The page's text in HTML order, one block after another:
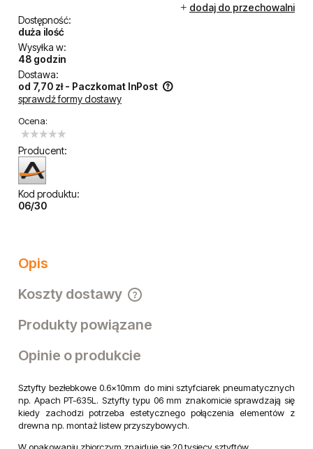
dodaj do przechowalni
Dostępność:
duża ilość
Wysyłka w:
48 godzin
Dostawa:
od 7,70 zł - Paczkomat InPost
Cena nie zawiera ewentualnych kosztów płatności
sprawdź formy dostawy
Ocena:
Producent:
Kod produktu:
06/30
Opis
Koszty dostawy
Cena nie zawiera ewentualnych kosztów płatności
Produkty powiązane
Opinie o produkcie
Sztyfty bezłebkowe 0.6x10mm do mini sztyfciarek pneumatycznych
np. Apach PT-635L. Sztyfty typu 06 mm znakomicie sprawdzają się
kiedy zachodzi potrzeba estetycznego połączenia elementów z
drewna np. montaż listew przyszybowych.